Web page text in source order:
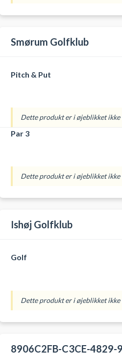
Smørum Golfklub
Pitch & Put
Dette produkt er i øjeblikket
Par 3
Dette produkt er i øjeblikket
Ishøj Golfklub
Golf
Dette produkt er i øjeblikket
8906C2FB-C3CE-4829-